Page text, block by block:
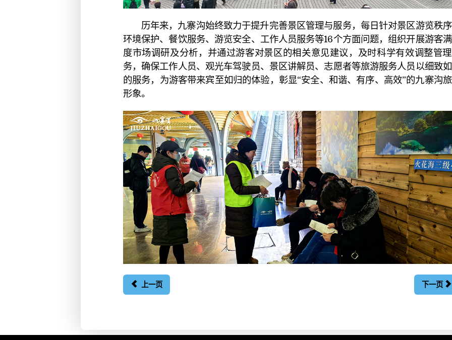
历年来，九寨沟始终致力于提升完善景区管理与服务，每日针对景区游览秩
环境保护、餐饮服务、游览安全、工作人员服务等16个方面问题，组织开展游客
度市场调研及分析，并通过游客对景区的相关意见建议，及时科学有效调整管
务，确保工作人员、观光车驾驶员、景区讲解员、志愿者等旅游服务人员以细致
的服务，为游客带来宾至如归的体验，彰显“安全、和谐、有序、高效”的九寨沟
形象。
上一页 下一页